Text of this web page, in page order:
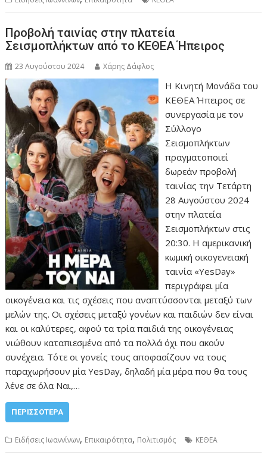
Προβολή ταινίας στην πλατεία
Σεισμοπλήκτων από το ΚΕΘΕΑ Ήπειρος
23 Αυγούστου 2024 Χάρης Δάφλος
Η Κινητή Μονάδα του
ΚΕΘΕΑ Ήπειρος σε
συνεργασία με τον
Σύλλογο
Σεισμοπλήκτων
πραγματοποιεί
δωρεάν προβολή
ταινίας την Τετάρτη
28 Αυγούστου 2024
στην πλατεία
Σεισμοπλήκτων στις
20:30. Η αμερικανική
κωμική οικογενειακή
ταινία «YesDay»
περιγράφει μία
οικογένεια και τις σχέσεις που αναπτύσσονται μεταξύ των
μελών της. Οι σχέσεις μεταξύ γονέων και παιδιών δεν είναι
και οι καλύτερες, αφού τα τρία παιδιά της οικογένειας
νιώθουν καταπιεσμένα από τα πολλά όχι που ακούν
συνέχεια. Τότε οι γονείς τους αποφασίζουν να τους
παραχωρήσουν μία YesDay, δηλαδή μία μέρα που θα τους
λένε σε όλα Ναι,…
ΠΕΡΙΣΣΌΤΕΡΑ
Ειδήσεις Ιωαννίνων, Επικαιρότητα, Πολιτισμός ΚΕΘΕΑ